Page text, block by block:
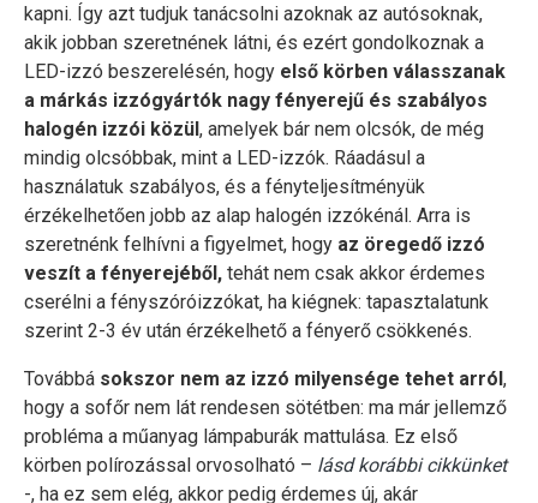
kapni. Így azt tudjuk tanácsolni azoknak az autósoknak,
akik jobban szeretnének látni, és ezért gondolkoznak a
LED-izzó beszerelésén, hogy első körben válasszanak
a márkás izzógyártók nagy fényerejű és szabályos
halogén izzói közül, amelyek bár nem olcsók, de még
mindig olcsóbbak, mint a LED-izzók. Ráadásul a
használatuk szabályos, és a fényteljesítményük
érzékelhetően jobb az alap halogén izzókénál. Arra is
szeretnénk felhívni a figyelmet, hogy az öregedő izzó
veszít a fényerejéből, tehát nem csak akkor érdemes
cserélni a fényszóróizzókat, ha kiégnek: tapasztalatunk
szerint 2-3 év után érzékelhető a fényerő csökkenés.
Továbbá sokszor nem az izzó milyensége tehet arról,
hogy a sofőr nem lát rendesen sötétben: ma már jellemző
probléma a műanyag lámpaburák mattulása. Ez első
körben polírozással orvosolható – lásd korábbi cikkünket
-, ha ez sem elég, akkor pedig érdemes új, akár